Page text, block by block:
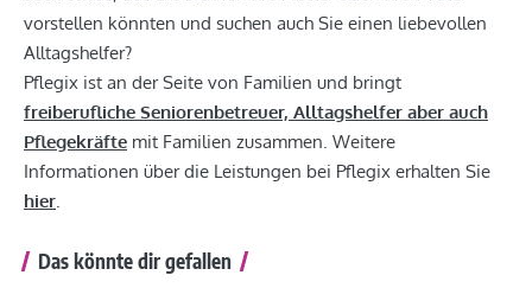
vorstellen könnten und suchen auch Sie einen liebevollen
Alltagshelfer?
Pflegix ist an der Seite von Familien und bringt
freiberufliche Seniorenbetreuer, Alltagshelfer aber auch
Pflegekräfte mit Familien zusammen. Weitere
Informationen über die Leistungen bei Pflegix erhalten Sie
hier
Das könnte dir gefallen